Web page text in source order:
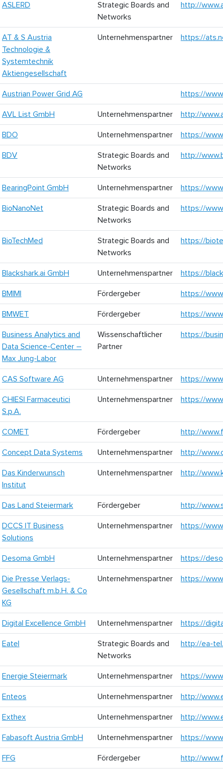
ASLERD
Strategic Boards and
Networks
http://
AT & S Austria
Technologie &
Systemtechnik
Aktiengesellschaft
Unternehmenspartner https://
Austrian Power Grid AG https://
AVL List GmbH Unternehmenspartner http://
BDO Unternehmenspartner https://
BDV
Strategic Boards and
Networks
http://
BearingPoint GmbH Unternehmenspartner https://
BioNanoNet
Strategic Boards and
Networks
https://
BioTechMed
Strategic Boards and
Networks
https://
Blackshark.ai GmbH Unternehmenspartner https://
BMIMI Fördergeber https://
BMWET Fördergeber https://
Business Analytics and
Data Science-Center –
Max Jung-Labor
Wissenschaftlicher
Partner
https://
CAS Software AG Unternehmenspartner https://
CHIESI Farmaceutici
S.p.A.
Unternehmenspartner https://
COMET Fördergeber http://
Concept Data Systems Unternehmenspartner http://
Das Kinderwunsch
Institut
Unternehmenspartner http://
Das Land Steiermark Fördergeber http://
DCCS IT Business
Solutions
Unternehmenspartner https://
Desoma GmbH Unternehmenspartner https://
Die Presse Verlags-
Gesellschaft m.b.H. & Co
KG
Unternehmenspartner https://
Digital Excellence GmbH Unternehmenspartner https://
Eatel
Strategic Boards and
Networks
http://ea-
Energie Steiermark Unternehmenspartner https://
Enteos Unternehmenspartner http://
Exthex Unternehmenspartner http://
Fabasoft Austria GmbH Unternehmenspartner https://
FFG Fördergeber http://